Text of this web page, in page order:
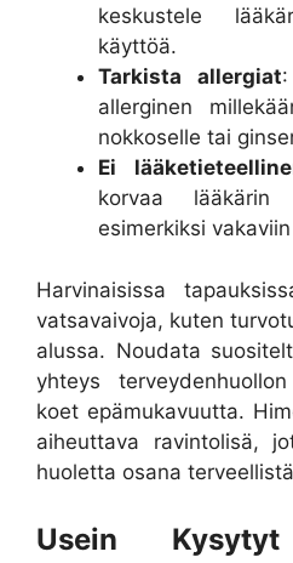
keskustele
käyttöä.
Tarkista allergiat
allerginen
nokkoselle tai
Ei
korvaa lääkärin
esimerkiksi
Harvinaisissa
vatsavaivoja, kuten
alussa. Noudata
yhteys
koet epämukavuutta.
aiheuttava ravintolisä,
huoletta osana
Usein Kysytyt